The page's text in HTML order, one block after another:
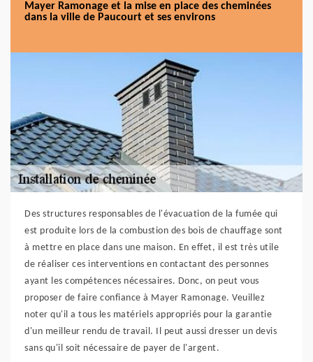
Mayer Ramonage et la mise en place des cheminées
dans la ville de Paucourt et ses environs
Des structures responsables de l'évacuation de la fumée qui
est produite lors de la combustion des bois de chauffage sont
à mettre en place dans une maison. En effet, il est très utile
de réaliser ces interventions en contactant des personnes
ayant les compétences nécessaires. Donc, on peut vous
proposer de faire confiance à Mayer Ramonage. Veuillez
noter qu'il a tous les matériels appropriés pour la garantie
d'un meilleur rendu de travail. Il peut aussi dresser un devis
sans qu'il soit nécessaire de payer de l'argent.